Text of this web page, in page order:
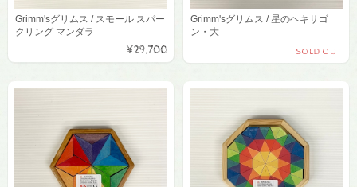
Grimm'sグリムス / スモール スパー
クリング マンダラ
¥29,700
Grimm'sグリムス / 星のヘキサゴ
ン・大
SOLD OUT